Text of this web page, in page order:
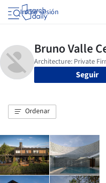
Iniciar sesión
Seguir
Ordenar